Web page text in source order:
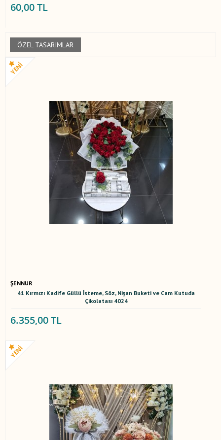
60,00 TL
ÖZEL TASARIMLAR
ŞENNUR
41 Kırmızı Kadife Güllü İsteme, Söz, Nişan Buketi ve Cam Kutuda
Çikolatası 4024
6.355,00 TL